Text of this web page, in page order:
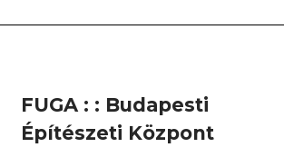
FUGA : : Budapesti
Építészeti Központ